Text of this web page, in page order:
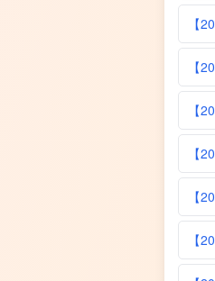
【
【
【
【
【
【